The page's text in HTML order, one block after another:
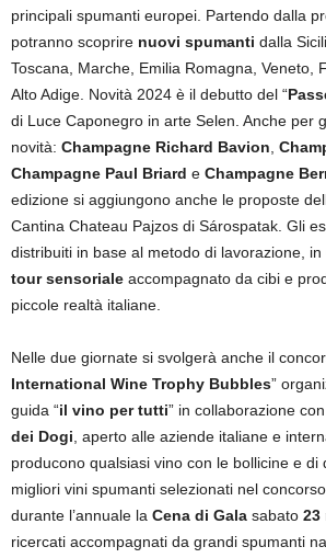
principali spumanti europei. Partendo dalla
potranno scoprire nuovi spumanti dalla
Toscana, Marche, Emilia Romagna, Veneto,
Alto Adige. Novità 2024 è il debutto del “
di Luce Caponegro in arte Selen. Anche per
novità: Champagne Richard Bavion,
Champagne Paul Briard e Champagne
edizione si aggiungono anche le proposte
Cantina Chateau Pajzos di Sárospatak. Gli
distribuiti in base al metodo di lavorazione,
tour sensoriale accompagnato da cibi e
piccole realtà italiane.
Nelle due giornate si svolgerà anche il
International Wine Trophy Bubbles”
guida “il vino per tutti” in collaborazione
dei Dogi, aperto alle aziende italiane e
producono qualsiasi vino con le bollicine e di
migliori vini spumanti selezionati nel
durante l’annuale la Cena di Gala sabato 23
ricercati accompagnati da grandi spumanti